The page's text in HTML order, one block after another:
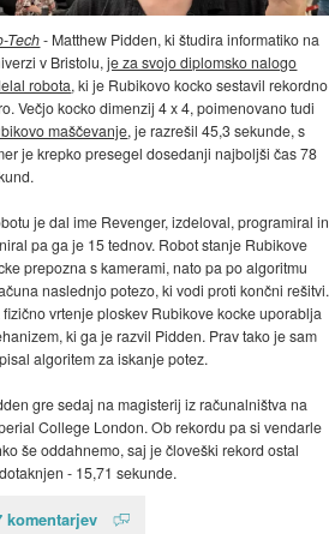
Tech- Matthew Pidden, ki študira informatiko na
v Bristolu,je za svojo diplomsko nalogo
robota, ki je Rubikovo kocko sestavil rekordno
Večjo kocko dimenzij 4 x 4, poimenovano tudi
maščevanje, je razrešil 45,3 sekunde, s
je krepko presegel dosedanji najboljši čas 78
je dal ime Revenger, izdeloval, programiral in
pa ga je 15 tednov. Robot stanje Rubikove
prepozna s kamerami, nato pa po algoritmu
naslednjo potezo, ki vodi proti končni rešitvi.
fizično vrtenje ploskev Rubikove kocke uporablja
ki ga je razvil Pidden. Prav tako je sam
algoritem za iskanje potez.
gre sedaj na magisterij iz računalništva na
College London. Ob rekordu pa si vendarle
še oddahnemo, saj je človeški rekord ostal
- 15,71 sekunde.
komentarjev